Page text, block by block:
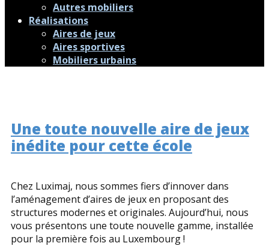
Autres mobiliers
Réalisations
Aires de jeux
Aires sportives
Mobiliers urbains
Une toute nouvelle aire de jeux
inédite pour cette école
Chez Luximaj, nous sommes fiers d’innover dans
l’aménagement d’aires de jeux en proposant des
structures modernes et originales. Aujourd’hui, nous
vous présentons une toute nouvelle gamme, installée
pour la première fois au Luxembourg !